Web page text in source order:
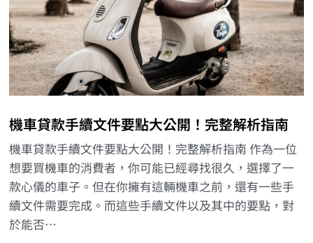
機車貸款手續文件要點大公開！完整解析指南
機車貸款手續文件要點大公開！完整解析指南 作為一位
想要買機車的消費者，你可能已經尋找很久，選擇了一
款心儀的車子。但在你擁有這輛機車之前，還有一些手
續文件需要完成。而這些手續文件以及其中的要點，對
於能否…